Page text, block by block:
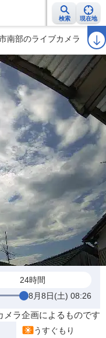
検索 現在地
報・注意報 2週間天気 ラ
南部のライブカメラ
24時間
8月8日(土) 08:26
メラ企画によるものです
うすぐもり